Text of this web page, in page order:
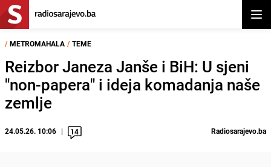
/ METROMAHALA / TEME
Reizbor Janeza Janše i BiH: U sjeni
"non-papera" i ideja komadanja naše
zemlje
24.05.26. 10:06 14 Radiosarajevo.ba